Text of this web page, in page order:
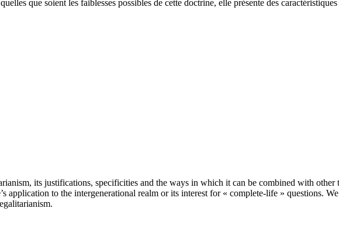
que soient les faiblesses possibles de cette doctrine, elle présente des
its justifications, specificities and the ways in which it can be combined with
application to the intergenerational realm or its interest for « complete-life » questions.